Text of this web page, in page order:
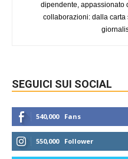
dipendente, appassionato
collaborazioni: dalla carta
SEGUICI SUI SOCIAL
540,000 Fans
550,000 Follower